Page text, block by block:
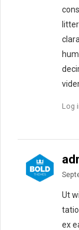
Log
Ut
ex